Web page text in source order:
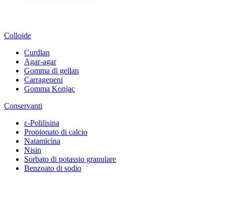
Colloide
Curdlan
Agar-agar
Gomma di gellan
Carrageneni
Gomma Konjac
Conservanti
ε-Polilisina
Propionato di calcio
Natamicina
Nisin
Sorbato di potassio granulare
Benzoato di sodio